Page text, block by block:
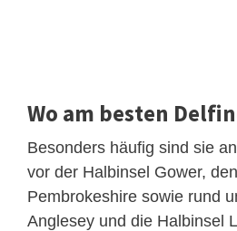
Wo am besten
Besonders häufig sind sie
vor der Halbinsel Gower,
Pembrokeshire sowie rund
Anglesey und die Halbinsel